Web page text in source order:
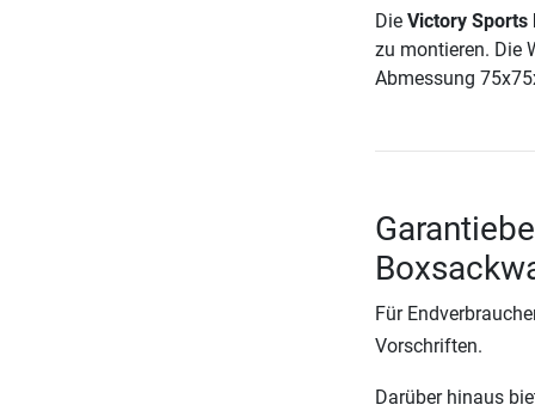
Die Victory Sports
zu montieren. Die
Abmessung
Für
Vorschriften.
Darüber hinaus